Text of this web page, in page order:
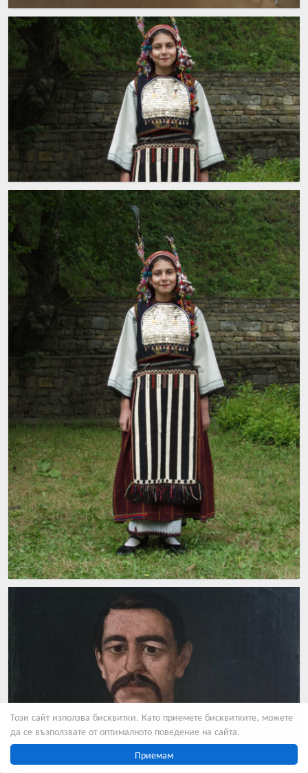
Приемам
Този сайт използва бисквитки. Като приемете бисквитките, можете
да се възползвате от оптималното поведение на сайта.